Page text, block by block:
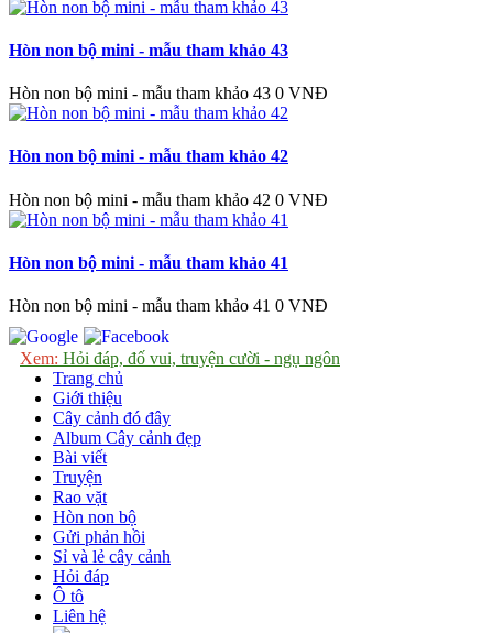
Hòn non bộ mini - mẫu tham khảo 43
Hòn non bộ mini - mẫu tham khảo 43 0 VNĐ
Hòn non bộ mini - mẫu tham khảo 42
Hòn non bộ mini - mẫu tham khảo 42 0 VNĐ
Hòn non bộ mini - mẫu tham khảo 41
Hòn non bộ mini - mẫu tham khảo 41 0 VNĐ
Xem: Hỏi đáp, đố vui, truyện cười - ngụ ngôn
Trang chủ
Giới thiệu
Cây cảnh đó đây
Album Cây cảnh đẹp
Bài viết
Truyện
Rao vặt
Hòn non bộ
Gửi phản hồi
Sỉ và lẻ cây cảnh
Hỏi đáp
Ô tô
Liên hệ